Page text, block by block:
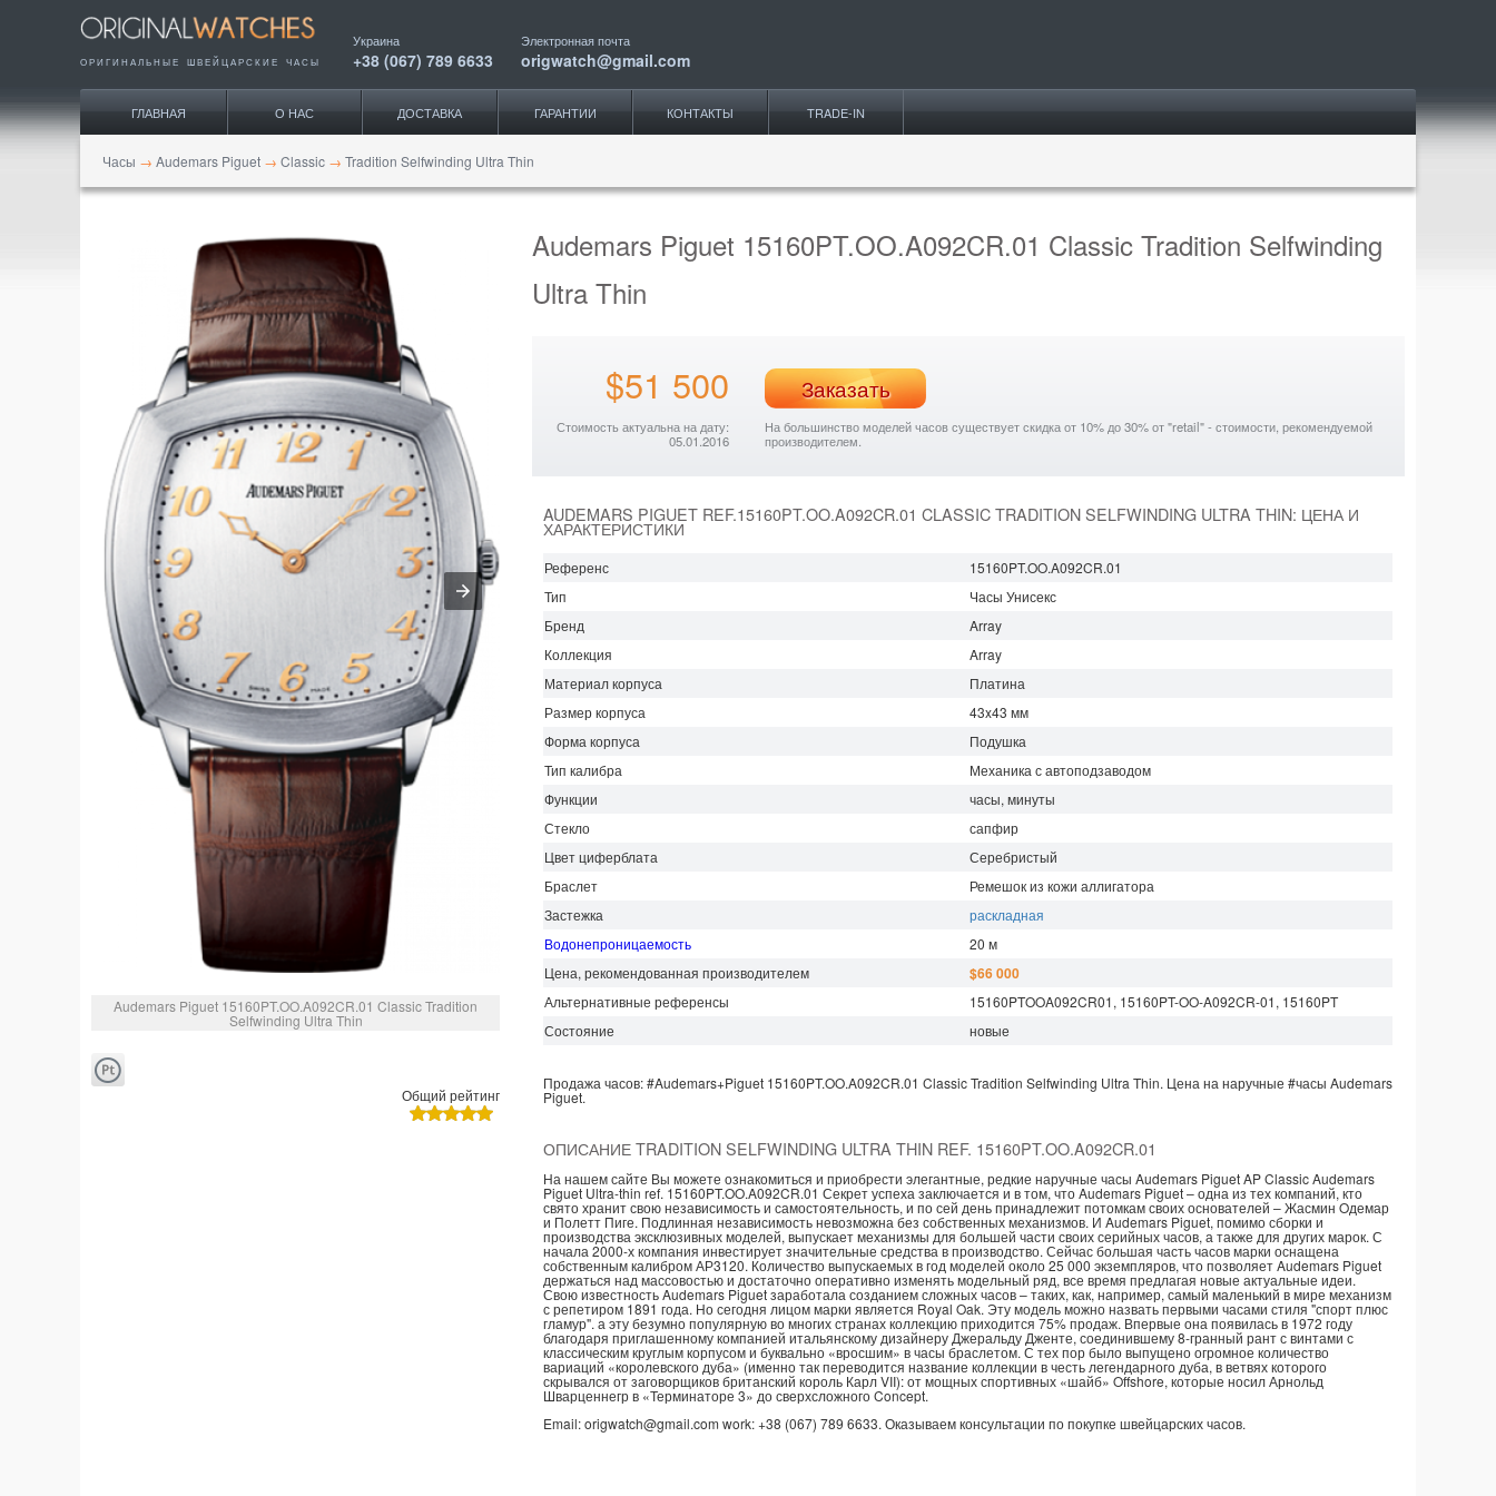
ОРИГИНАЛЬНЫЕ ШВЕЙЦАРСКИЕ ЧАСЫ
Украина
+38 (067) 789 6633
Электронная почта
origwatch@gmail.com
ГЛАВНАЯ О НАС ДОСТАВКА ГАРАНТИИ КОНТАКТЫ TRADE-IN
Часы → Audemars Piguet → Classic → Tradition Selfwinding Ultra Thin
Audemars Piguet 15160PT.OO.A092CR.01 Classic Tradition
Selfwinding Ultra Thin
Общий рейтинг
Audemars Piguet 15160PT.OO.A092CR.01 Classic Tradition Selfwinding
Ultra Thin
$51 500 Заказать
Стоимость актуальна на дату:
05.01.2016
На большинство моделей часов существует скидка от 10% до 30% от "retail" - стоимости, рекомендуемой
производителем.
AUDEMARS PIGUET REF.15160PT.OO.A092CR.01 CLASSIC TRADITION SELFWINDING ULTRA THIN: ЦЕНА И
ХАРАКТЕРИСТИКИ
Референс
15160PT.OO.A092CR.01
Тип
Часы Унисекс
Бренд
Array
Коллекция
Array
Материал корпуса
Платина
Размер корпуса
43x43 мм
Форма корпуса
Подушка
Тип калибра
Механика с автоподзаводом
Функции
часы, минуты
Стекло
сапфир
Цвет циферблата
Серебристый
Браслет
Ремешок из кожи аллигатора
Застежка
раскладная
Водонепроницаемость
20 м
Цена, рекомендованная производителем
$66 000
Альтернативные референсы
15160PTOOA092CR01, 15160PT-OO-A092CR-01, 15160PT
Состояние
новые
Продажа часов:#Audemars+Piguet 15160PT.OO.A092CR.01 ClassicTradition Selfwinding Ultra Thin. Цена на наручные #часы Audemars
Piguet.
ОПИСАНИЕ TRADITION SELFWINDING ULTRA THIN REF. 15160PT.OO.A092CR.01
На нашем сайте Вы можете ознакомиться и приобрести элегантные, редкие наручные часы Audemars Piguet AP Classic Audemars
Piguet Ultra-thin ref. 15160PT.OO.A092CR.01 Секрет успеха заключается и в том, что Audemars Piguet – одна из тех компаний, кто
свято хранит свою независимость и самостоятельность, и по сей день принадлежит потомкам своих основателей – Жасмин Oдемар
и Полетт Пиге. Подлинная независимость невозможна без собственных механизмов. И Audemars Piguet, помимо сборки и
производства эксклюзивных моделей, выпускает механизмы для большей части своих серийных часов, а также для других марок. С
начала 2000-х компания инвестирует значительные средства в производство. Сейчас большая часть часов марки оснащена
собственным калибром АР3120. Количество выпускаемых в год моделей около 25 000 экземпляров, что позволяет Audemars Piguet
держаться над массовостью и достаточно оперативно изменять модельный ряд, все время предлагая новые актуальные идеи.
Свою известность Audemars Piguet заработала созданием сложных часов – таких, как, например, самый маленький в мире механизм
с репетиром 1891 года. Но сегодня лицом марки является Royal Oak. Эту модель можно назвать первыми часами стиля "спорт плюс
гламур". а эту безумно популярную во многих странах коллекцию приходится 75% продаж. Впервые она появилась в 1972 году
благодаря приглашенному компанией итальянскому дизайнеру Джеральду Дженте, соединившему 8-гранный рант с винтами с
классическим круглым корпусом и буквально «вросшим» в часы браслетом. С тех пор было выпущено огромное количество
вариаций «королевского дуба» (именно так переводится название коллекции в честь легендарного дуба, в ветвях которого
скрывался от заговорщиков британский король Карл VII): от мощных спортивных «шайб» Offshore, которые носил Арнольд
Шварценнегр в «Терминаторе 3» до сверхсложного Concept.
Email: origwatch@gmail.com work: +38 (067) 789 6633. Оказываем консультации по покупке швейцарских часов.